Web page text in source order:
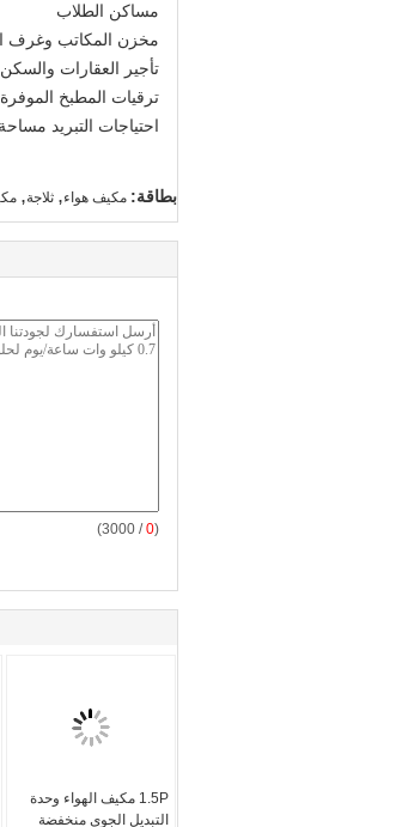
مساكن الطلاب
مخزن المكاتب وغرف
تأجير العقارات
ترقيات المطبخ
احتياجات التبريد
بطاقة: مكيف هواء, ثلاجة,
(
0
/ 3000)
1.5P مكيف الهواء وحدة
التبديل الجوي منخفضة